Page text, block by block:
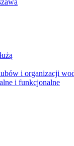
i organizacji
i funkcjonalne